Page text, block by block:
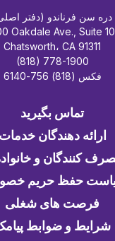
دره سن فرناندو (دفتر
Oakdale Ave., Suite
Chatsworth، CA 91311
(818) 778-1900
فکس (818) 756-6140
تماس بگیرید
ارائه دهندگان خدمات
کنندگان و
حفظ حریم
فرصت های شغلی
شرایط و ضوابط